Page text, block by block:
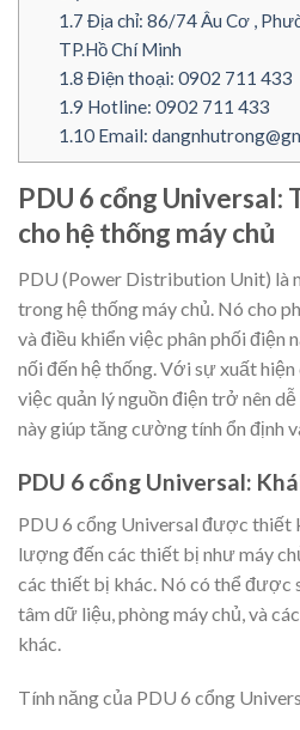
1.7 Địa chỉ: 86/74 Âu Cơ ,
TP.Hồ Chí Minh
1.8 Điện thoại: 0902 711 433
1.9 Hotline: 0902 711 433
1.10Email:
PDU 6 cổng
cho hệ thống máy chủ
PDU (Power Distribution Unit) là
trong hệ thống máy chủ. Nó cho
và điều khiển việc phân phối điện
nối đến hệ thống. Với sự xuất
việc quản lý nguồn điện trở nên
này giúp tăng cường tính ổn định
PDU 6 cổng Universal:
PDU 6 cổng Universal được thiết
lượng đến các thiết bị như máy
các thiết bị khác. Nó có thể được
tâm dữ liệu, phòng máy chủ, và
khác.
Tính năng của PDU 6 cổng